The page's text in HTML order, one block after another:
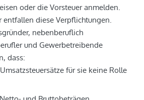
oder die Vorsteuer anmelden.
diese Verpflichtungen.
nebenberuflich
und Gewerbetreibende
dass:
für sie keine Rolle